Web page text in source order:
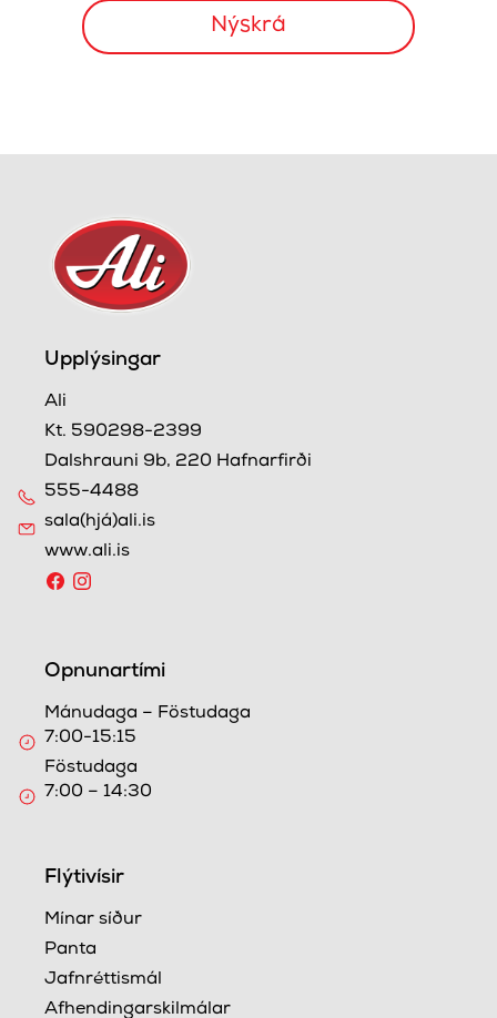
Upplýsingar
Ali
Kt. 590298-2399
Dalshrauni 9b, 220 Hafnarfirði
555-4488
sala(hjá)ali.is
www.ali.is
Opnunartími
Mánudaga – Föstudaga
7:00-15:15
Föstudaga
7:00 – 14:30
Flýtivísir
Mínar síður
Panta
Jafnréttismál
Afhendingarskilmálar